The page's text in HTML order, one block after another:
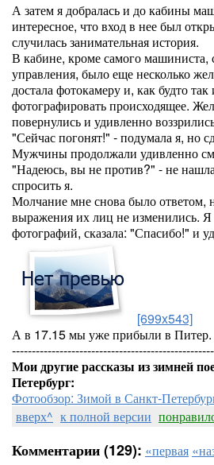
А затем я добралась и до кабины
интересное, что вход в нее был
случилась занимательная история.
В кабине, кроме самого машиниста,
управления, было еще несколько
достала фотокамеру и, как будто так
фотографировать происходящее.
повернулись и удивленно
"Сейчас погонят!" - подумала я, но
Мужчины продолжали удивленно
"Надеюсь, вы не против?" - не
спросить я.
Молчание мне снова было
выражения их лиц не изменились. Я
фотографий, сказала: "Спасибо!" и
[699x543]
А в 17.15 мы уже прибыли в Питер.
Мои другие рассказы из зимней
Петербург:
Фотообзор: Зимой в Санкт-
вверх^ к полной версии
Комментарии (129): «первая